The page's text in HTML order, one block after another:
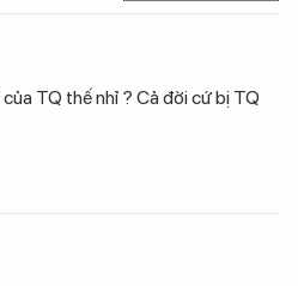
TQ thế nhỉ ? Cả đời cứ bị TQ